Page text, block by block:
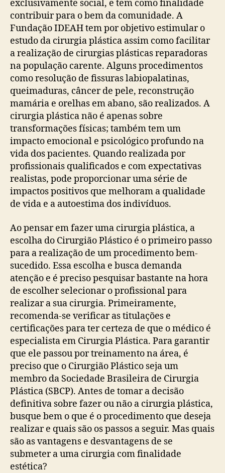
exclusivamente social, e tem como finalidade
contribuir para o bem da comunidade. A
Fundação IDEAH tem por objetivo estimular o
estudo da cirurgia plástica assim como facilitar
a realização de cirurgias plásticas reparadoras
na população carente. Alguns procedimentos
como resolução de fissuras labiopalatinas,
queimaduras, câncer de pele, reconstrução
mamária e orelhas em abano, são realizados. A
cirurgia plástica não é apenas sobre
transformações físicas; também tem um
impacto emocional e psicológico profundo na
vida dos pacientes. Quando realizada por
profissionais qualificados e com expectativas
realistas, pode proporcionar uma série de
impactos positivos que melhoram a qualidade
de vida e a autoestima dos indivíduos.
Ao pensar em fazer uma cirurgia plástica, a
escolha do Cirurgião Plástico é o primeiro passo
para a realização de um procedimento bem-
sucedido. Essa escolha e busca demanda
atenção e é preciso pesquisar bastante na hora
de escolher selecionar o profissional para
realizar a sua cirurgia. Primeiramente,
recomenda-se verificar as titulações e
certificações para ter certeza de que o médico é
especialista em Cirurgia Plástica. Para garantir
que ele passou por treinamento na área, é
preciso que o Cirurgião Plástico seja um
membro da Sociedade Brasileira de Cirurgia
Plástica (SBCP). Antes de tomar a decisão
definitiva sobre fazer ou não a cirurgia plástica,
busque bem o que é o procedimento que deseja
realizar e quais são os passos a seguir. Mas quais
são as vantagens e desvantagens de se
submeter a uma cirurgia com finalidade
estética?